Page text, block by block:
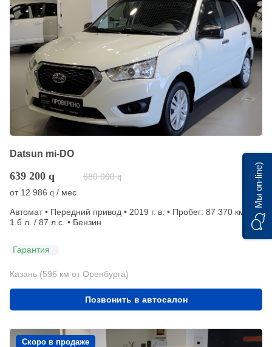
Datsun mi-DO
639 200 q 680 000 q
от 12 986 q / мес.
Автомат • Передний привод • 2019 г. в. • Пробег: 87 370 км •
1.6 л. / 87 л.с. • Бензин
Гарантия
Казань (596 км от Оренбурга)
Позвонить в автосалон
Скоро в продаже
Мы on-line)